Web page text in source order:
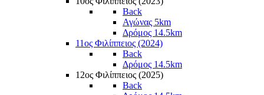
Back
Αγώνας 5km
Δρόμος 14.5km
11ος Φιλίππειος (2024)
Back
Δρόμος 14.5km
12ος Φιλίππειος (2025)
Back